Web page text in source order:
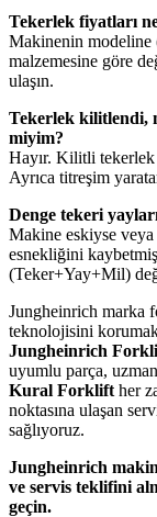
Tekerlek fiyatları
Makinenin
malzemesine göre
ulaşın.
Tekerlek kilitlendi,
miyim?
Hayır. Kilitli
Ayrıca titreşim
Denge tekeri
Makine eskiyse veya
esnekliğini
(Teker+Yay+Mil)
Jungheinrich marka
teknolojisini
Jungheinrich
uyumlu parça,
Kural Forklift her
noktasına ulaşan
sağlıyoruz.
Jungheinrich
ve servis teklifini
geçin.